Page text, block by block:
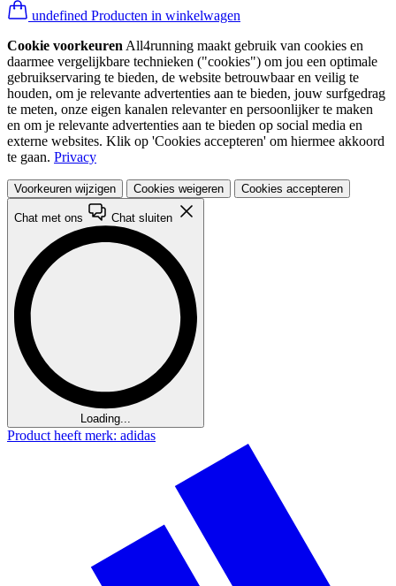
undefined Producten in winkelwagen
Cookie voorkeuren All4running maakt gebruik van cookies en
daarmee vergelijkbare technieken ("cookies") om jou een optimale
gebruikservaring te bieden, de website betrouwbaar en veilig te
houden, om je relevante advertenties aan te bieden, jouw surfgedrag
te meten, onze eigen kanalen relevanter en persoonlijker te maken
en om je relevante advertenties aan te bieden op social media en
externe websites. Klik op 'Cookies accepteren' om hiermee akkoord
te gaan. Privacy
Voorkeuren wijzigen Cookies weigeren Cookies accepteren
Chat met ons Chat sluiten
Loading...
Product heeft merk: adidas